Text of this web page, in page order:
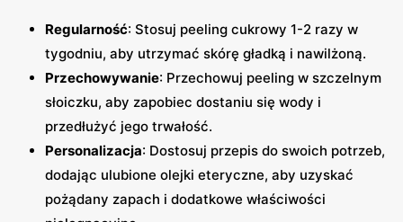
Regularność: Stosuj peeling cukrowy 1-2 razy w
tygodniu, aby utrzymać skórę gładką i nawilżoną.
Przechowywanie: Przechowuj peeling w szczelnym
słoiczku, aby zapobiec dostaniu się wody i
przedłużyć jego trwałość.
Personalizacja: Dostosuj przepis do swoich potrzeb,
dodając ulubione olejki eteryczne, aby uzyskać
pożądany zapach i dodatkowe właściwości